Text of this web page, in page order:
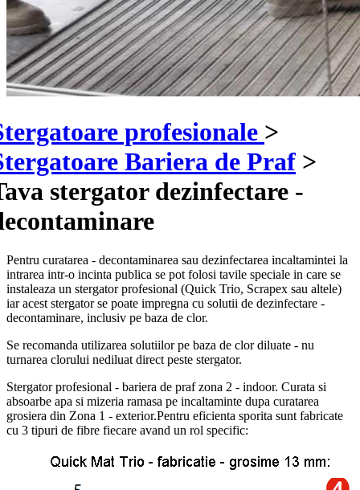
profesionale >
Bariera de Praf >
stergator dezinfectare -
Pentru curatarea - decontaminarea sau dezinfectarea incaltamintei la
intrarea intr-o incinta publica se pot folosi tavile speciale in care se
instaleaza un stergator profesional (Quick Trio, Scrapex sau altele)
iar acest stergator se poate impregna cu solutii de dezinfectare -
decontaminare, inclusiv pe baza de clor.
Se recomanda utilizarea solutiilor pe baza de clor diluate - nu
turnarea clorului nediluat direct peste stergator.
Stergator profesional - bariera de praf zona 2 - indoor. Curata si
absoarbe apa si mizeria ramasa pe incaltaminte dupa curatarea
grosiera din Zona 1 - exterior.Pentru eficienta sporita sunt fabricate
cu 3 tipuri de fibre fiecare avand un rol specific: